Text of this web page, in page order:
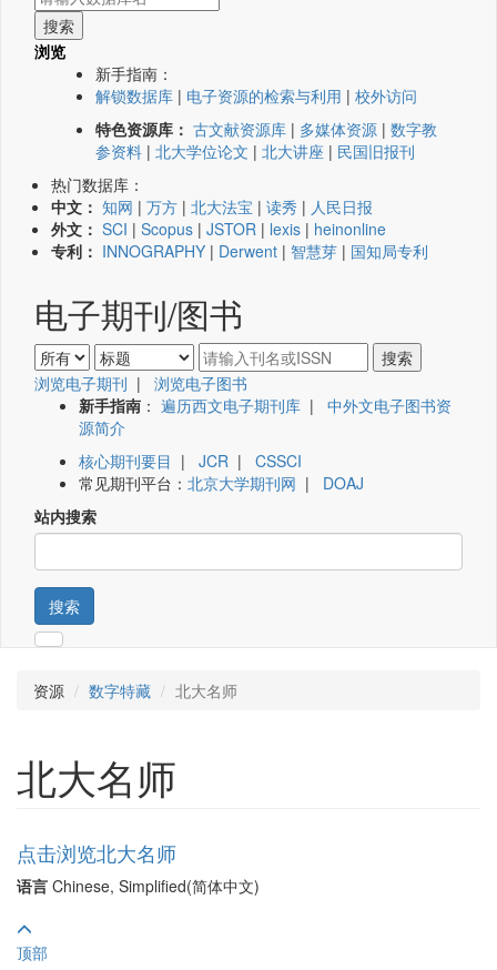
浏览
新手指南：
解锁数据库 | 电子资源的检索与利用 | 校外访问
特色资源库： 古文献资源库 | 多媒体资源 | 数字教
参资料 | 北大学位论文 | 北大讲座 | 民国旧报刊
热门数据库：
中文： 知网 | 万方 | 北大法宝 | 读秀 | 人民日报
外文： SCI | Scopus | JSTOR | lexis | heinonline
专利： INNOGRAPHY | Derwent | 智慧芽 | 国知局专利
电子期刊/图书
浏览电子期刊 | 浏览电子图书
新手指南 ： 遍历西文电子期刊库 | 中外文电子图书资
源简介
核心期刊要目 | JCR | CSSCI
常见期刊平台： 北京大学期刊网 | DOAJ
站内搜索
搜索
资源 数字特藏 北大名师
北大名师
点击浏览北大名师
语言 Chinese, Simplified(简体中文)
顶部